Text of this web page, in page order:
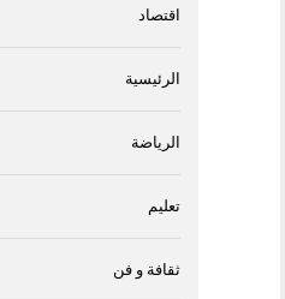
اقتصاد
الرئيسية
الرياضة
تعليم
ثقافة و فن